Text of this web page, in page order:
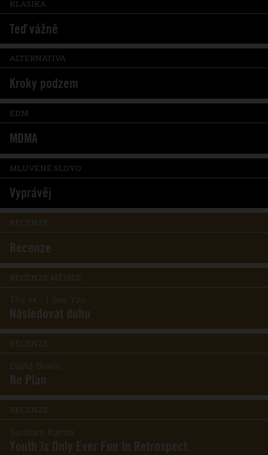
KLASIKA
Teď vážně
ALTERNATIVA
Kroky podzem
EDM
MDMA
MLUVENÉ SLOVO
Vyprávěj
RECENZE
Recenze
RECENZE MĚSÍCE
The xx - I See You
Následovat duhu
RECENZE
David Bowie
No Plan
RECENZE
Sundara Karma
Youth Is Only Ever Fun In Retrospect